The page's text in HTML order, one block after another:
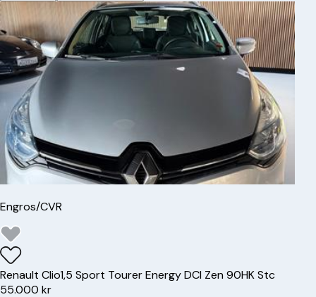
Engros/CVR
Renault Clio1,5 Sport Tourer Energy DCI Zen 90HK Stc
55.000 kr